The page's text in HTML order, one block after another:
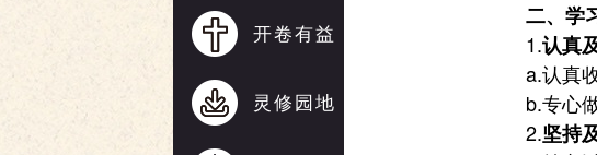
开卷有益
灵修园地
二、学
1.认真
a.认真
b.专心
2.坚持